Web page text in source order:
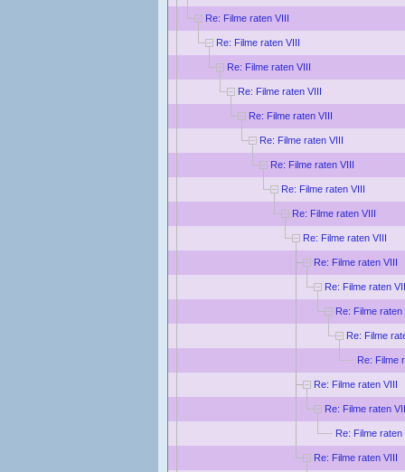
Re: Filme raten VIII
Re: Filme raten VIII
Re: Filme raten VIII
Re: Filme raten VIII
Re: Filme raten VIII
Re: Filme raten VIII
Re: Filme raten VIII
Re: Filme raten VIII
Re: Filme raten VIII
Re: Filme raten VIII
Re: Filme raten VIII
Re: Filme raten
Re: Filme raten
Re: Filme
Re: Filme
Re: Filme raten VIII
Re: Filme raten
Re: Filme raten
Re: Filme raten VIII